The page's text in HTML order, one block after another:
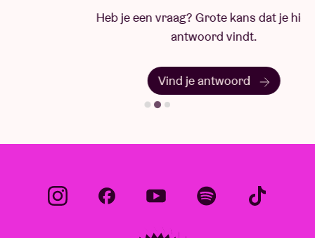
Heb je een vraag? Grote kans dat je hier het
antwoord vindt.
Vind je antwoord